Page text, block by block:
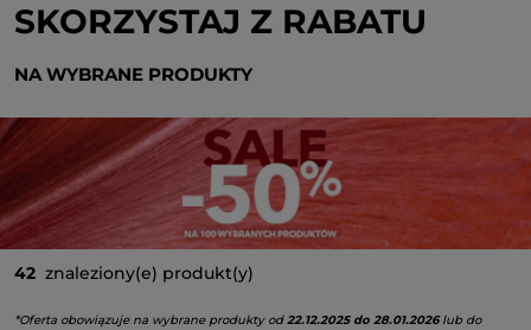
SKORZYSTAJ Z RABATU
NA WYBRANE PRODUKTY
42 znaleziony(e) produkt(y)
*Oferta obowiązuje na wybrane produkty od22.12.2025 do 28.01.2026lub do